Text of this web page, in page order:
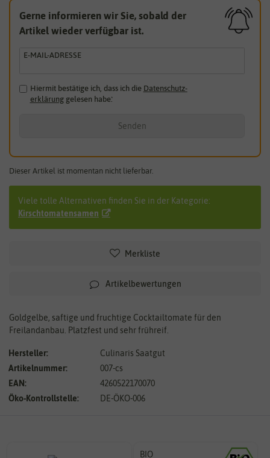
Gerne informieren wir Sie, sobald der
Artikel wieder verfügbar ist.
E-MAIL-ADRESSE
Hiermit bestätige ich, dass ich die Daten­schutz­
erklärunggelesen habe.*
Senden
Dieser Artikel ist momentan nicht lieferbar.
Viele tolle Alternativen finden Sie in der Kategorie:
Kirschtomatensamen
Merkliste
Artikelbewertungen
Goldgelbe, saftige und fruchtige Cocktailtomate für den
Freilandanbau. Platzfest und sehr frühreif.
Hersteller:
Culinaris Saatgut
Artikelnummer:
007-cs
EAN:
4260522170070
Öko-Kontrollstelle:
DE-ÖKO-006
BIO